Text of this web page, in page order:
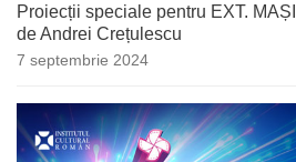
Proiecții speciale pentru EXT.
de Andrei Crețulescu
7 septembrie 2024